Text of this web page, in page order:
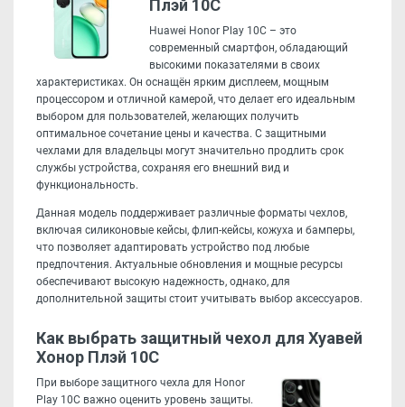
Плэй 10С
Huawei Honor Play 10C – это
современный смартфон, обладающий
высокими показателями в своих
характеристиках. Он оснащён ярким дисплеем, мощным
процессором и отличной камерой, что делает его идеальным
выбором для пользователей, желающих получить
оптимальное сочетание цены и качества. С защитными
чехлами для владельцы могут значительно продлить срок
службы устройства, сохраняя его внешний вид и
функциональность.
Данная модель поддерживает различные форматы чехлов,
включая силиконовые кейсы, флип-кейсы, кожуха и бамперы,
что позволяет адаптировать устройство под любые
предпочтения. Актуальные обновления и мощные ресурсы
обеспечивают высокую надежность, однако, для
дополнительной защиты стоит учитывать выбор аксессуаров.
Как выбрать защитный чехол для Хуавей
Хонор Плэй 10С
При выборе защитного чехла для Honor
Play 10C важно оценить уровень защиты.